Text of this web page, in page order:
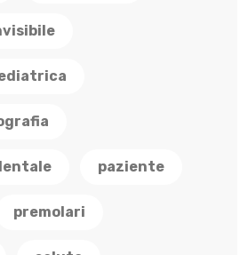
paziente
premolari